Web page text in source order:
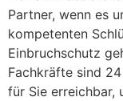
Partner, wenn es
kompetenten
Einbruchschutz
Fachkräfte sind
für Sie erreichbar,